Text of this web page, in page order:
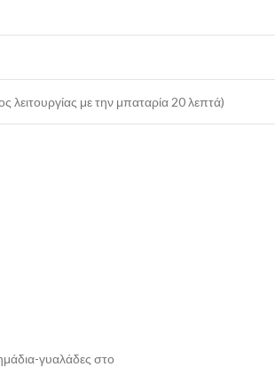
λειτουργίας με την μπαταρία 20 λεπτά)
γυαλάδες στο